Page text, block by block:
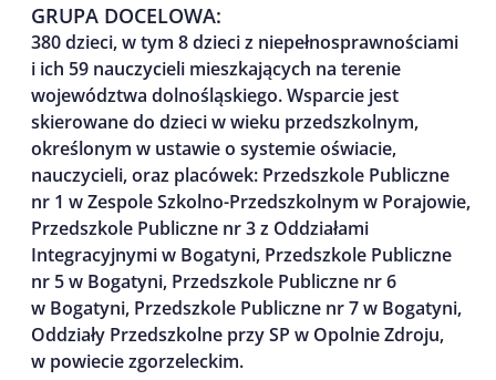
GRUPA DOCELOWA:
380 dzieci, w tym 8 dzieci z niepełnosprawnościami
i ich 59 nauczycieli mieszkających na terenie
województwa dolnośląskiego. Wsparcie jest
skierowane do dzieci w wieku przedszkolnym,
określonym w ustawie o systemie oświacie,
nauczycieli, oraz placówek: Przedszkole Publiczne
nr 1 w Zespole Szkolno-Przedszkolnym w Porajowie,
Przedszkole Publiczne nr 3 z Oddziałami
Integracyjnymi w Bogatyni, Przedszkole Publiczne
nr 5 w Bogatyni, Przedszkole Publiczne nr 6
w Bogatyni, Przedszkole Publiczne nr 7 w Bogatyni,
Oddziały Przedszkolne przy SP w Opolnie Zdroju,
w powiecie zgorzeleckim.